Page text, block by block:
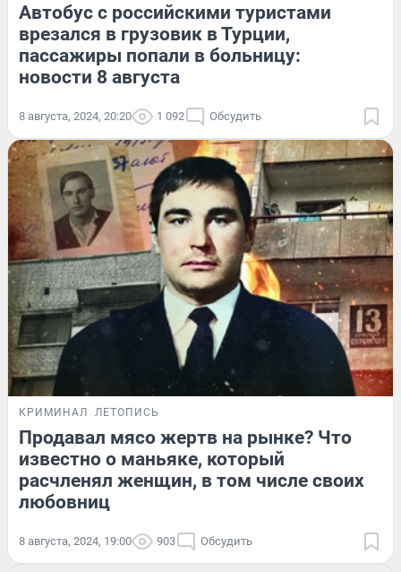
Автобус с российскими туристами
врезался в грузовик в Турции,
пассажиры попали в больницу:
новости 8 августа
8 августа, 2024, 20:20 1 092 Обсудить
КРИМИНАЛ ЛЕТОПИСЬ
Продавал мясо жертв на рынке? Что
известно о маньяке, который
расчленял женщин, в том числе своих
любовниц
8 августа, 2024, 19:00 903 Обсудить